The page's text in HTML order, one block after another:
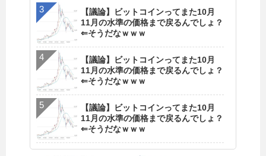
【議論】ビットコインってまた10月
11月の水準の価格まで戻るんでしょ？
⇐そうだなｗｗｗ
【議論】ビットコインってまた10月
11月の水準の価格まで戻るんでしょ？
⇐そうだなｗｗｗ
【議論】ビットコインってまた10月
11月の水準の価格まで戻るんでしょ？
⇐そうだなｗｗｗ